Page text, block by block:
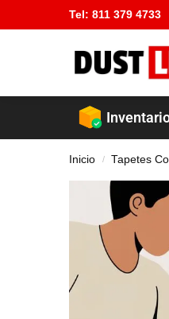
Tel: 811 379 4733
Buscar tapete
Inicio / Tapetes